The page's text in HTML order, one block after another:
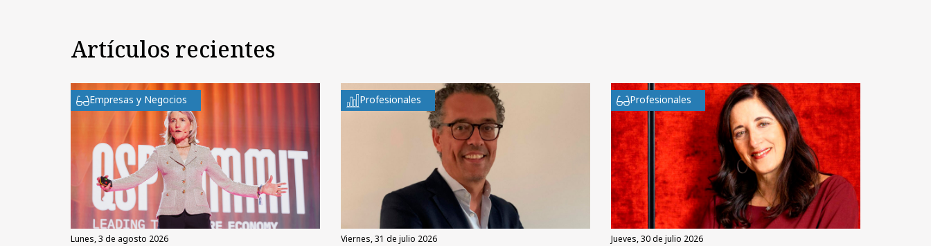
Artículos recientes
Empresas y Negocios
lunes, 3 de agosto 2026
Profesionales
viernes, 31 de julio 2026
Profesionales
jueves, 30 de julio 2026